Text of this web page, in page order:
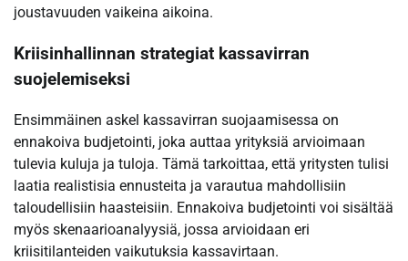
joustavuuden vaikeina aikoina.
Kriisinhallinnan strategiat kassavirran
suojelemiseksi
Ensimmäinen askel kassavirran suojaamisessa on
ennakoiva budjetointi, joka auttaa yrityksiä arvioimaan
tulevia kuluja ja tuloja. Tämä tarkoittaa, että yritysten tulisi
laatia realistisia ennusteita ja varautua mahdollisiin
taloudellisiin haasteisiin. Ennakoiva budjetointi voi sisältää
myös skenaarioanalyysiä, jossa arvioidaan eri
kriisitilanteiden vaikutuksia kassavirtaan.